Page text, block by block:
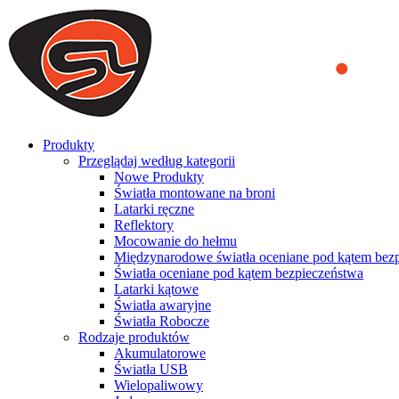
We use cookies to ensure that we provide you the best experience
you a better experience. To learn more or to find out how you can
ACCEPT AND CLOSE
Produkty
Przeglądaj według kategorii
Nowe Produkty
Światła montowane na broni
Latarki ręczne
Reflektory
Mocowanie do hełmu
Międzynarodowe światła oceniane pod kątem
Światła oceniane pod kątem bezpieczeństwa
Latarki kątowe
Światła awaryjne
Światła Robocze
Rodzaje produktów
Akumulatorowe
Światła USB
Wielopaliwowy